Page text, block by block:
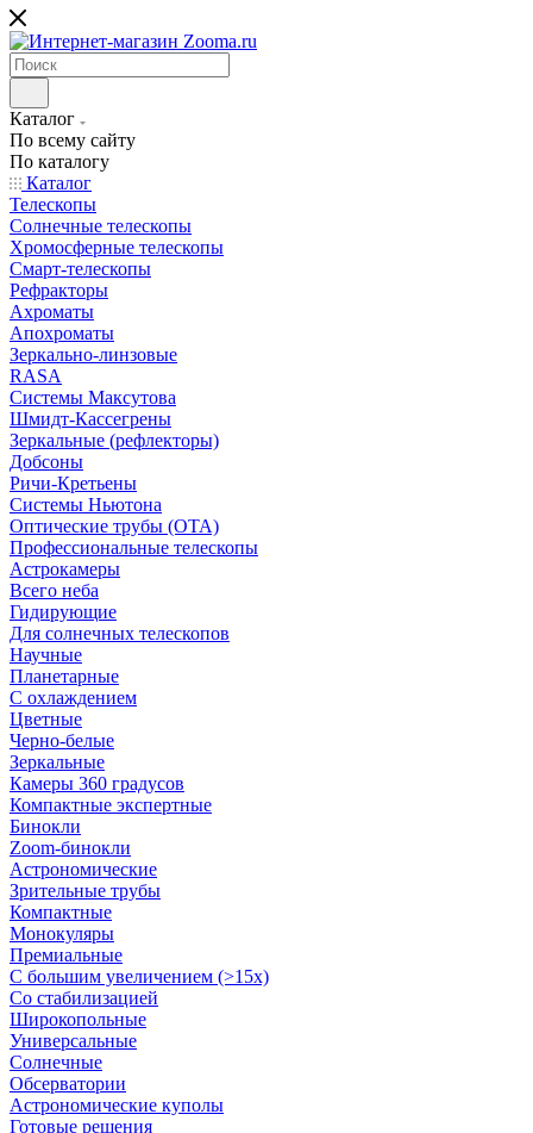
Каталог
По всему сайту
По каталогу
Каталог
Телескопы
Солнечные телескопы
Хромосферные телескопы
Смарт-телескопы
Рефракторы
Ахроматы
Апохроматы
Зеркально-линзовые
RASA
Системы Максутова
Шмидт-Кассегрены
Зеркальные (рефлекторы)
Добсоны
Ричи-Кретьены
Системы Ньютона
Оптические трубы (OTA)
Профессиональные телескопы
Астрокамеры
Всего неба
Гидирующие
Для солнечных телескопов
Научные
Планетарные
С охлаждением
Цветные
Черно-белые
Зеркальные
Камеры 360 градусов
Компактные экспертные
Бинокли
Zoom-бинокли
Астрономические
Зрительные трубы
Компактные
Монокуляры
Премиальные
С большим увеличением (>15x)
Со стабилизацией
Широкопольные
Универсальные
Солнечные
Обсерватории
Астрономические куполы
Готовые решения